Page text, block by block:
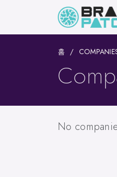
홈
No